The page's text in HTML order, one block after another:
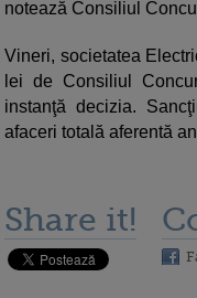
notează Consiliul
Vineri, societatea
lei de Consiliul
instanţă decizia.
afaceri totală aferentă
Share it!